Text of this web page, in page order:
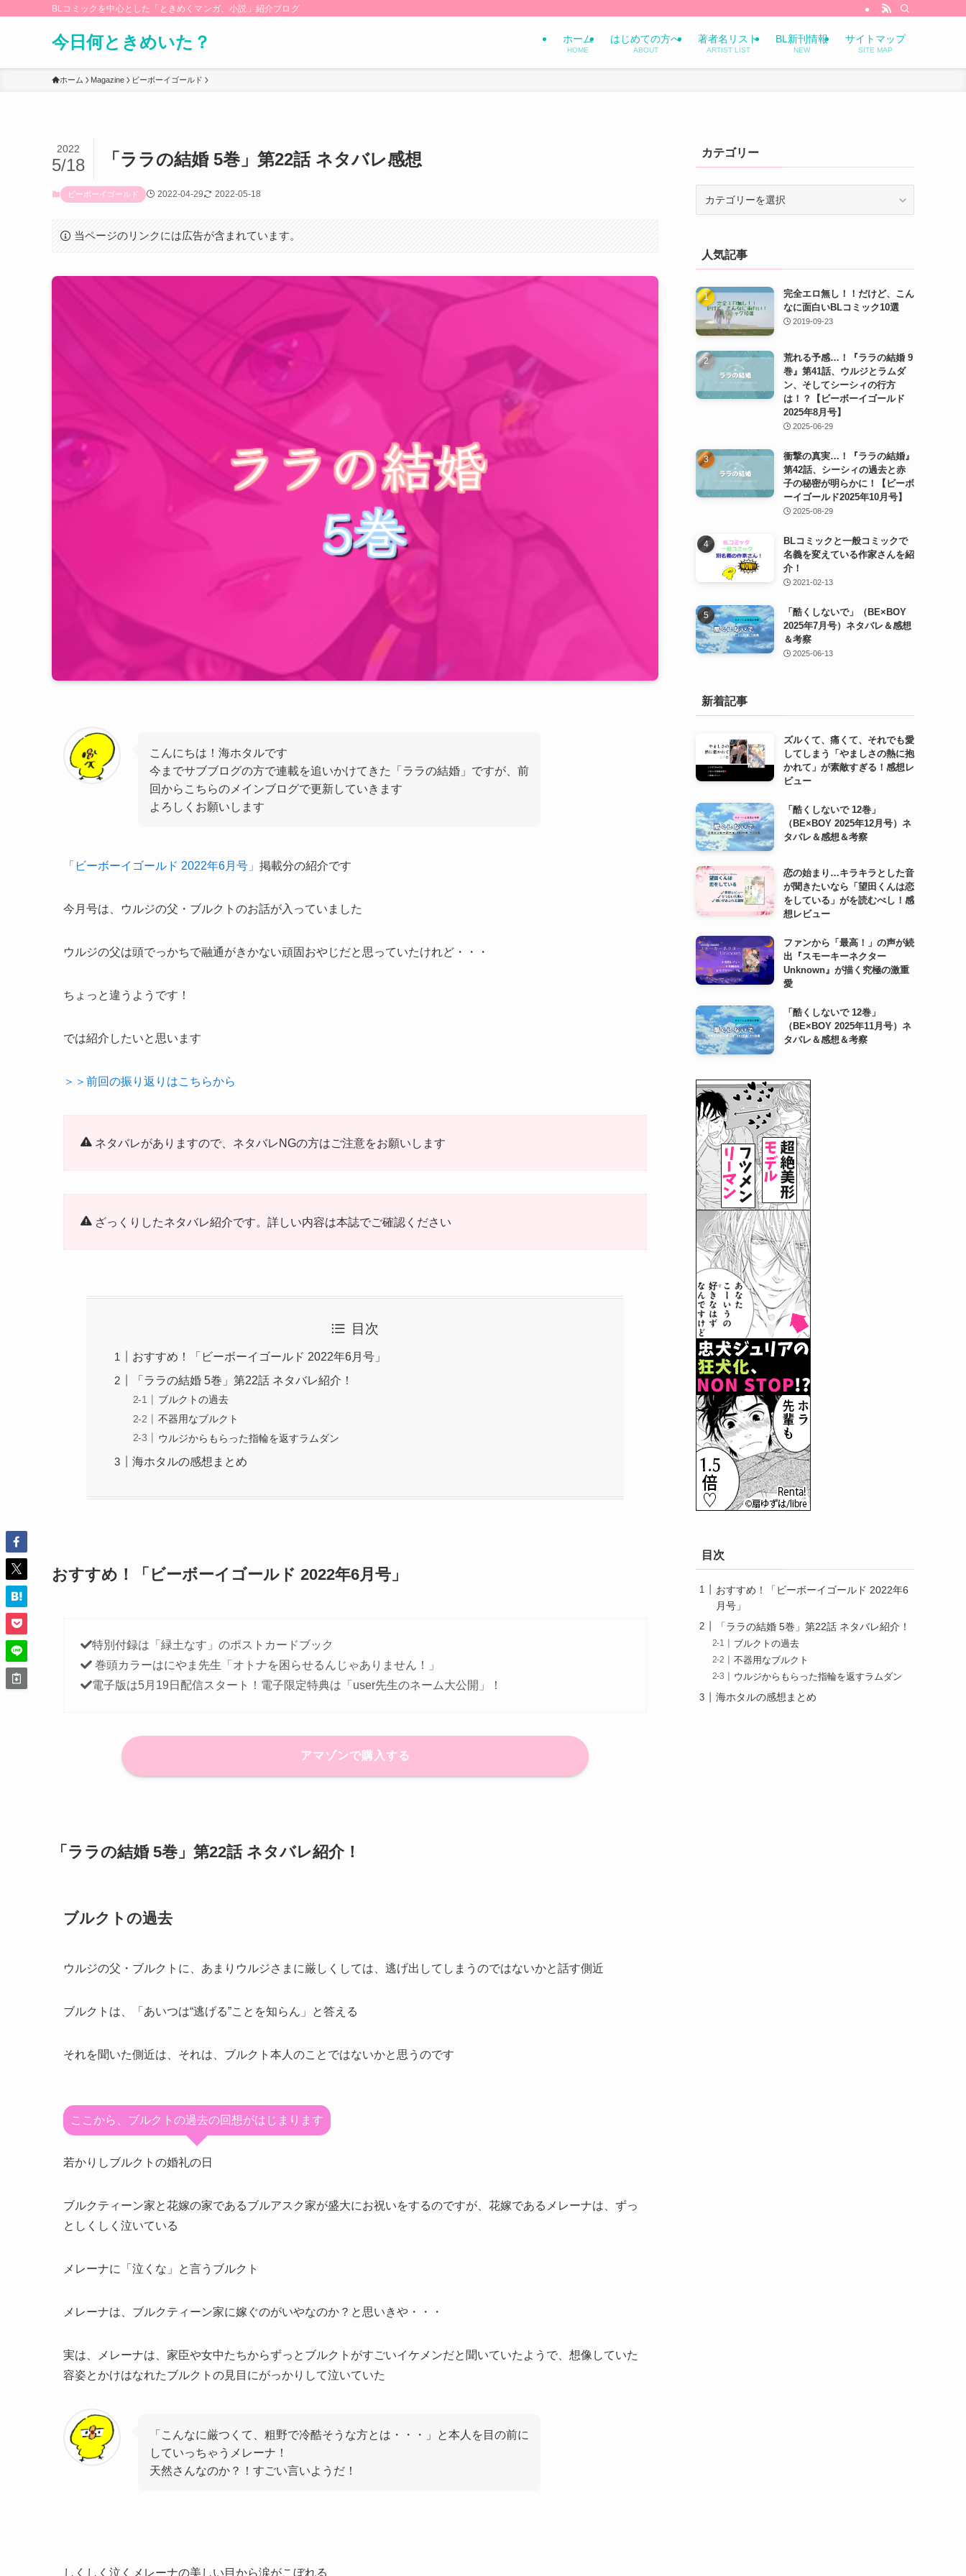
BLコミックを中心とした「ときめくマンガ、小説」紹介ブログ
今日何ときめいた？ ホーム
HOME
はじめての方へ
ABOUT
著者名リスト
ARTIST LIST
BL新刊情報
NEW
サイトマップ
SITE MAP
ホーム Magazine ビーボーイゴールド
「ララの結婚 5巻」第22話 ネタバレ感想
2022
5/18
ビーボーイゴールド 2022-04-29 2022-05-18
当ページのリンクには広告が含まれています。
こんにちは！海ホタルです
今までサブブログの方で連載を追いかけてきた「ララの結婚」ですが、前
回からこちらのメインブログで更新していきます
よろしくお願いします
「ビーボーイゴールド 2022年6月号」 掲載分の紹介です
今月号は、ウルジの父・ブルクトのお話が入っていました
ウルジの父は頭でっかちで融通がきかない頑固おやじだと思っていたけれど・・・
ちょっと違うようです！
では紹介したいと思います
＞＞前回の振り返りはこちらから
ネタバレがありますので、ネタバレNGの方はご注意をお願いします
ざっくりしたネタバレ紹介です。詳しい内容は本誌でご確認ください
目次
おすすめ！「ビーボーイゴールド 2022年6月号」
「ララの結婚 5巻」第22話 ネタバレ紹介！
ブルクトの過去
不器用なブルクト
ウルジからもらった指輪を返すラムダン
海ホタルの感想まとめ
おすすめ！「ビーボーイゴールド 2022年6月号」
特別付録は「緑土なす」のポストカードブック
巻頭カラーはにやま先生「オトナを困らせるんじゃありません！」
電子版は5月19日配信スタート！電子限定特典は「user先生のネーム大公開」！
アマゾンで購入する
「ララの結婚 5巻」第22話 ネタバレ紹介！
ブルクトの過去
ウルジの父・ブルクトに、あまりウルジさまに厳しくしては、逃げ出してしまうのではないかと話す側近
ブルクトは、「あいつは“逃げる”ことを知らん」と答える
それを聞いた側近は、それは、ブルクト本人のことではないかと思うのです
ここから、ブルクトの過去の回想がはじまります
若かりしブルクトの婚礼の日
ブルクティーン家と花嫁の家であるブルアスク家が盛大にお祝いをするのですが、花嫁であるメレーナは、ずっ
としくしく泣いている
メレーナに「泣くな」と言うブルクト
メレーナは、ブルクティーン家に嫁ぐのがいやなのか？と思いきや・・・
実は、メレーナは、家臣や女中たちからずっとブルクトがすごいイケメンだと聞いていたようで、想像していた
容姿とかけはなれたブルクトの見目にがっかりして泣いていた
「こんなに厳つくて、粗野で冷酷そうな方とは・・・」と本人を目の前に
していっちゃうメレーナ！
天然さんなのか？！すごい言いようだ！
しくしく泣くメレーナの美しい目から涙がこぼれる
カテゴリー
ー人気記事
完全エロ無し！！だけど、こん
なに面白いBLコミック10選
2019-09-23
荒れる予感…！『ララの結婚 9
巻』第41話、ウルジとラムダ
ン、そしてシーシィの行方
は！？【ビーボーイゴールド
2025年8月号】
2025-06-29
衝撃の真実…！『ララの結婚』
第42話、シーシィの過去と赤
子の秘密が明らかに！【ビーボ
ーイゴールド2025年10月号】
2025-08-29
BLコミックと一般コミックで
名義を変えている作家さんを紹
介！
2021-02-13
「酷くしないで」（BE×BOY
2025年7月号）ネタバレ＆感想
＆考察
2025-06-13
新着記事
ズルくて、痛くて、それでも愛
してしまう「やましさの熱に抱
かれて」が素敵すぎる！感想レ
ビュー
「酷くしないで 12巻」
（BE×BOY 2025年12月号）ネ
タバレ＆感想＆考察
恋の始まり…キラキラとした音
が聞きたいなら「望田くんは恋
をしている」がを読むべし！感
想レビュー
ファンから「最高！」の声が続
出『スモーキーネクター
Unknown』が描く究極の激重
愛
「酷くしないで 12巻」
（BE×BOY 2025年11月号）ネ
タバレ＆感想＆考察
目次
おすすめ！「ビーボーイゴールド 2022年6
月号」
「ララの結婚 5巻」第22話 ネタバレ紹介！
ブルクトの過去
不器用なブルクト
ウルジからもらった指輪を返すラムダン
海ホタルの感想まとめ